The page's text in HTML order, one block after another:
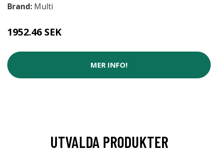
Brand: Multi
1952.46 SEK
MER INFO!
UTVALDA PRODUKTER